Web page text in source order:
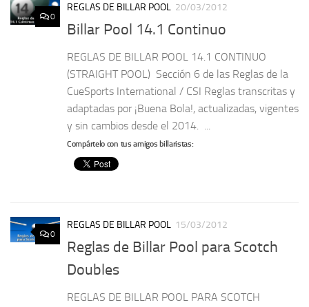
0
REGLAS DE BILLAR POOL 20/03/2012
Billar Pool 14.1 Continuo
REGLAS DE BILLAR POOL 14.1 CONTINUO
(STRAIGHT POOL) Sección 6 de las Reglas de la
CueSports International / CSI Reglas transcritas y
adaptadas por ¡Buena Bola!, actualizadas, vigentes
y sin cambios desde el 2014. ...
Compártelo con tus amigos billaristas:
0
REGLAS DE BILLAR POOL 15/03/2012
Reglas de Billar Pool para Scotch
Doubles
REGLAS DE BILLAR POOL PARA SCOTCH